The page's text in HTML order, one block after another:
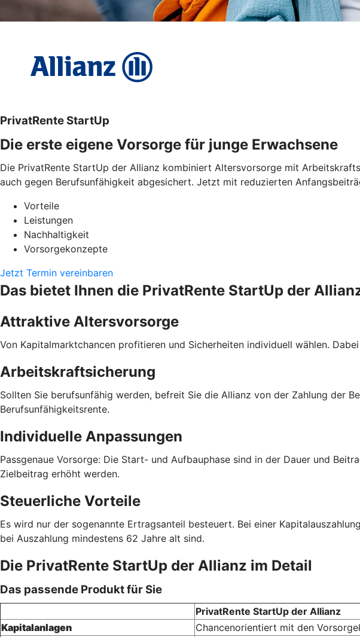
PrivatRente StartUp
Die erste eigene Vorsorge für junge Erwachsene
Die PrivatRente StartUp der Allianz kombiniert Altersvorsorge mit
auch gegen Berufsunfähigkeit abgesichert. Jetzt mit reduzierten
Vorteile
Leistungen
Nachhaltigkeit
Vorsorgekonzepte
Jetzt Termin vereinbaren
Das bietet Ihnen die PrivatRente StartUp der
Attraktive Altersvorsorge
Von Kapitalmarktchancen profitieren und Sicherheiten individuell wählen.
Arbeitskraftsicherung
Sollten Sie berufsunfähig werden, befreit Sie die Allianz von der Zahlung der
Berufsunfähigkeitsrente.
Individuelle Anpassungen
Passgenaue Vorsorge: Die Start- und Aufbauphase sind in der Dauer und
Zielbeitrag erhöht werden.
Steuerliche Vorteile
Es wird nur der sogenannte Ertragsanteil besteuert. Bei einer
bei Auszahlung mindestens 62 Jahre alt sind.
Die PrivatRente StartUp der Allianz im Detail
Das passende Produkt für Sie
PrivatRente StartUp der Allianz
Kapitalanlagen
Chancenorientiert mit den